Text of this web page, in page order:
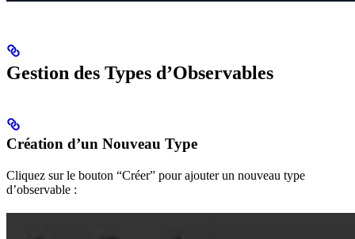
Gestion des Types d’Observables
Création d’un Nouveau Type
Cliquez sur le bouton “Créer” pour ajouter un nouveau type
d’observable :